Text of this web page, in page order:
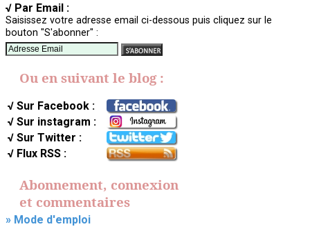
√ Par Email :
Saisissez votre adresse email ci-dessous puis cliquez sur le
bouton "S'abonner" :
Ou en suivant le blog :
√ Sur Facebook :
√ Sur instagram :
√ Sur Twitter :
√ Flux RSS :
Abonnement, connexion
et commentaires
» Mode d'emploi